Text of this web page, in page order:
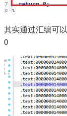
其实通过汇编可
0